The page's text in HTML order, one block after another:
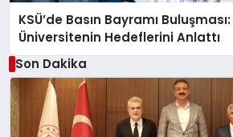
KSÜ’de Basın Bayramı
Üniversitenin Hedeflerini Anlattı
Son Dakika